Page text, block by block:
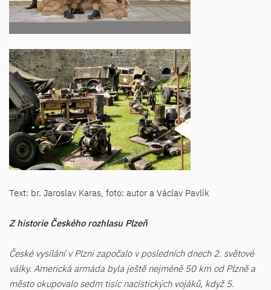
Text: br. Jaroslav Karas, foto: autor a Václav Pavlík
Z historie Českého rozhlasu Plzeň
České vysílání v Plzni započalo v posledních dnech 2. světové
války. Americká armáda byla ještě nejméně 50 km od Plzně a
město okupovalo sedm tisíc nacistických vojáků, když 5.